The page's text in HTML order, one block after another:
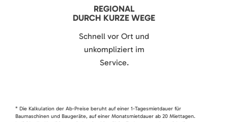
REGIONAL
DURCH KURZE WEGE
Schnell vor Ort und
unkompliziert im
Service.
* Die Kalkulation der Ab-Preise beruht auf einer 1-Tagesmietdauer für
Baumaschinen und Baugeräte, auf einer Monatsmietdauer ab 20 Miettagen.